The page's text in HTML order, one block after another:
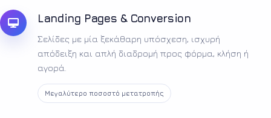
Landing Pages & Conversion
Σελίδες με μία ξεκάθαρη υπόσχεση, ισχυρή
απόδειξη και απλή διαδρομή προς φόρμα, κλήση ή
αγορά.
Μεγαλύτερο ποσοστό μετατροπής